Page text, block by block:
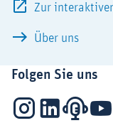
Zur
Über uns
Folgen Sie uns
InstagramLinkedInPodcasts